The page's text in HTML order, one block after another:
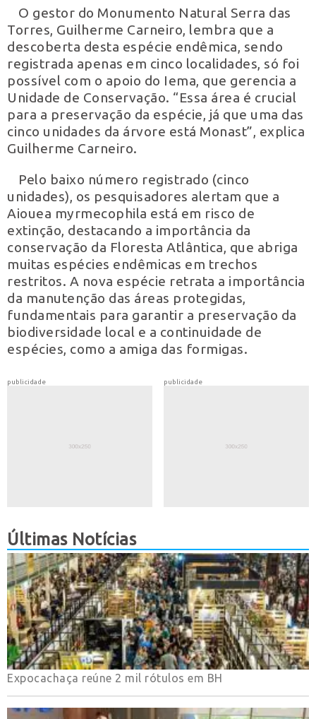
O gestor do Monumento Natural Serra das
Torres, Guilherme Carneiro, lembra que a
descoberta desta espécie endêmica, sendo
registrada apenas em cinco localidades, só foi
possível com o apoio do Iema, que gerencia a
Unidade de Conservação. “Essa área é crucial
para a preservação da espécie, já que uma das
cinco unidades da árvore está Monast”, explica
Guilherme Carneiro.
Pelo baixo número registrado (cinco
unidades), os pesquisadores alertam que a
Aiouea myrmecophila está em risco de
extinção, destacando a importância da
conservação da Floresta Atlântica, que abriga
muitas espécies endêmicas em trechos
restritos. A nova espécie retrata a importância
da manutenção das áreas protegidas,
fundamentais para garantir a preservação da
biodiversidade local e a continuidade de
espécies, como a amiga das formigas.
publicidade
Últimas Notícias
Expocachaça reúne 2 mil rótulos em BH
publicidade